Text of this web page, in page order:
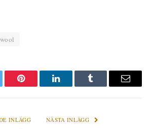
Pinterest LinkedInTumblr
E-
INLÄGG NÄSTA INLÄGG